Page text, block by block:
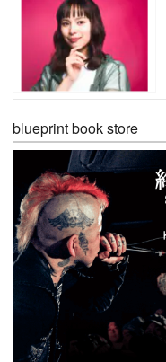
blueprint book store